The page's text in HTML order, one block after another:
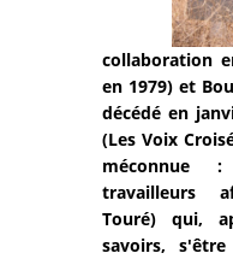
collaboration
en 1979) et
décédé en
(Les Voix
méconnue
travailleurs
Touré) qui,
savoirs,